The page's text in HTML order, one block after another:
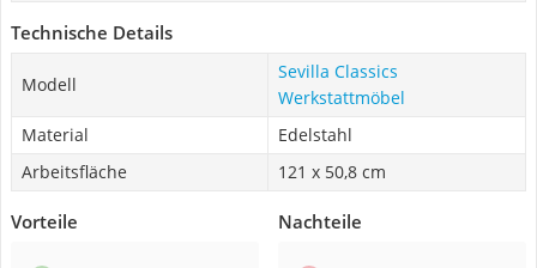
Technische Details
Modell
Sevilla Classics
Werkstattmöbel
Material
Edelstahl
Arbeitsfläche
121 x 50,8 cm
Vorteile Nachteile